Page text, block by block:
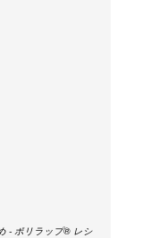
- ポリラップ® レシ